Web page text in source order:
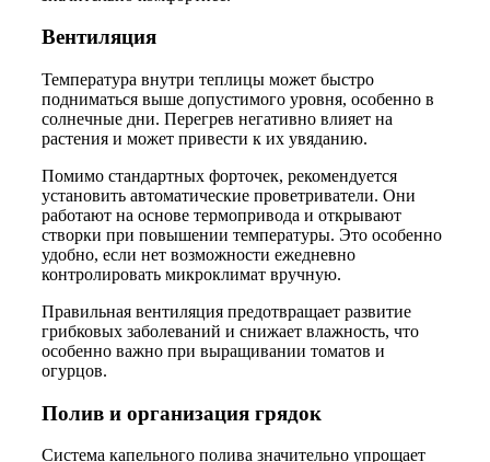
Вентиляция
Температура внутри теплицы может быстро
подниматься выше допустимого уровня, особенно в
солнечные дни. Перегрев негативно влияет на
растения и может привести к их увяданию.
Помимо стандартных форточек, рекомендуется
установить автоматические проветриватели. Они
работают на основе термопривода и открывают
створки при повышении температуры. Это особенно
удобно, если нет возможности ежедневно
контролировать микроклимат вручную.
Правильная вентиляция предотвращает развитие
грибковых заболеваний и снижает влажность, что
особенно важно при выращивании томатов и
огурцов.
Полив и организация грядок
Система капельного полива значительно упрощает